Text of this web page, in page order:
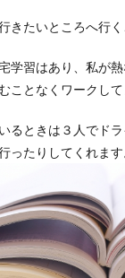
きたいところへ行く
学習はあり、私が
ことなくワークして
るときは３人でド
ったりしてくれます